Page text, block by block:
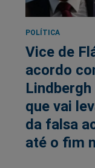
POLÍTICA
Vice de
acordo
que vai
da falsa
até o fim